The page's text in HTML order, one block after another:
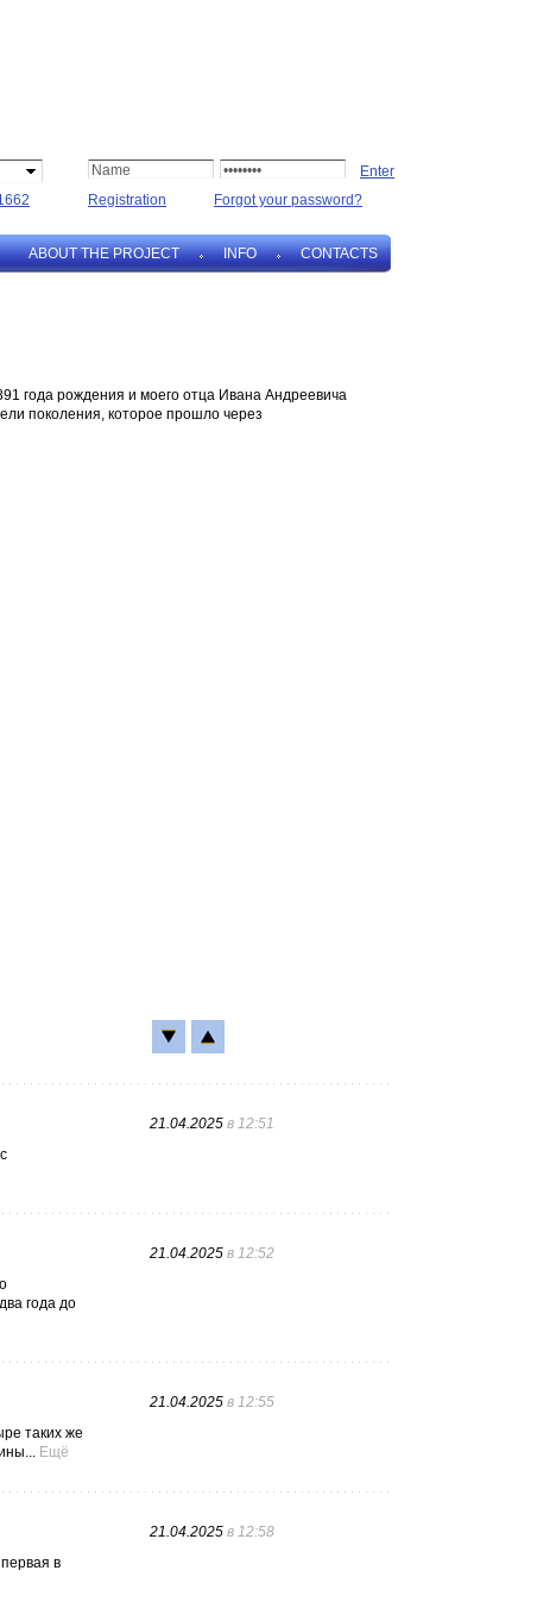
Registration Forgot your password?
ABOUT THE PROJECT INFO CONTACTS
года рождения и моего отца Ивана Андреевича
поколения, которое прошло через
21.04.2025 в 12:51
года до
21.04.2025 в 12:52
таких же
Ещё
21.04.2025 в 12:55
в
21.04.2025 в 12:58